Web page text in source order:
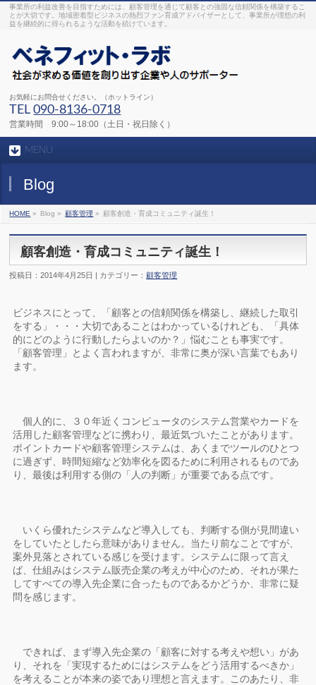
事業所の利益改善を目指すためには、顧客管理を通じて顧客との強固な信頼関係を構築するこ
とが大切です。地域密着型ビジネスの熱烈ファン育成アドバイザーとして、事業所が理想の利
益を継続的に得られるような活動を続けています。
お気軽にお問合せください。（ホットライン）
TEL090-8136-0718
営業時間 9:00～18:00（土日・祝日除く）
MENU
Blog
HOME » Blog » 顧客管理 » 顧客創造・育成コミュニティ誕生！
顧客創造・育成コミュニティ誕生！
投稿日：2014年4月25日 | カテゴリー： 顧客管理
ビジネスにとって、「顧客との信頼関係を構築し、継続した取引
をする」・・・大切であることはわかっているけれども、「具体
的にどのように行動したらよいのか？」悩むことも事実です。
「顧客管理」とよく言われますが、非常に奥が深い言葉でもあり
ます。
個人的に、３０年近くコンピュータのシステム営業やカードを
活用した顧客管理などに携わり、最近気づいたことがあります。
ポイントカードや顧客管理システムは、あくまでツールのひとつ
に過ぎず、時間短縮など効率化を図るために利用されるものであ
り、最後は利用する側の「人の判断」が重要である点です。
いくら優れたシステムなど導入しても、判断する側が見間違い
をしていたとしたら意味がありません。当たり前なことですが、
案外見落とされている感じを受けます。システムに限って言え
ば、仕組みはシステム販売企業の考えが中心のため、それが果た
してすべての導入先企業に合ったものであるかどうか、非常に疑
問を感じます。
できれば、まず導入先企業の「顧客に対する考えや想い」があ
り、それを「実現するためにはシステムをどう活用するべきか」
を考えることが本来の姿であり理想と言えます。このあたり、非